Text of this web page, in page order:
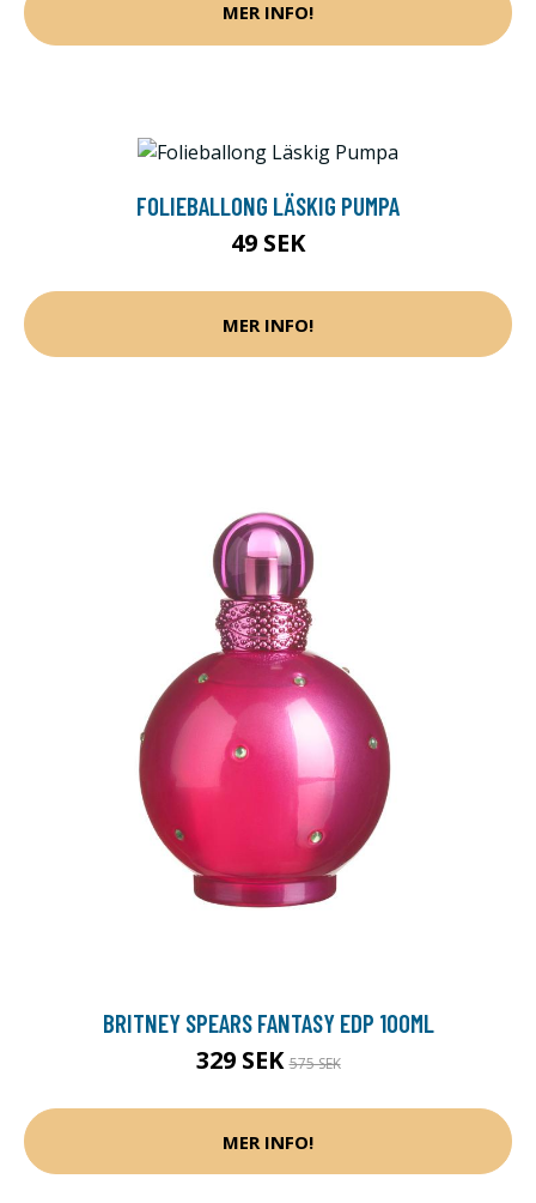
MER INFO!
FOLIEBALLONG LÄSKIG PUMPA
49 SEK
MER INFO!
BRITNEY SPEARS FANTASY EDP 100ML
329 SEK575 SEK
MER INFO!